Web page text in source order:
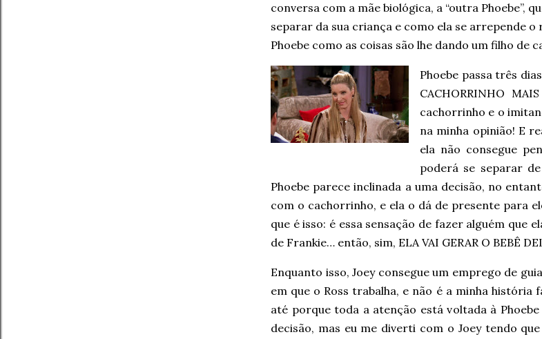
conversa com a mãe biológica, a “outra Phoebe”,
separar da sua criança e como ela se arrepende o
Phoebe como as coisas são lhe dando um filho de
Phoebe passa três
CACHORRINHO
cachorrinho e o
na minha opinião! E
ela não consegue
poderá se separar
Phoebe parece inclinada a uma decisão, no
com o cachorrinho, e ela o dá de presente para
que é isso: é essa sensação de fazer alguém que
de Frankie… então, sim, ELA VAI GERAR O BEBÊ
Enquanto isso, Joey consegue um emprego de
em que o Ross trabalha, e não é a minha história
até porque toda a atenção está voltada à
decisão, mas eu me diverti com o Joey tendo